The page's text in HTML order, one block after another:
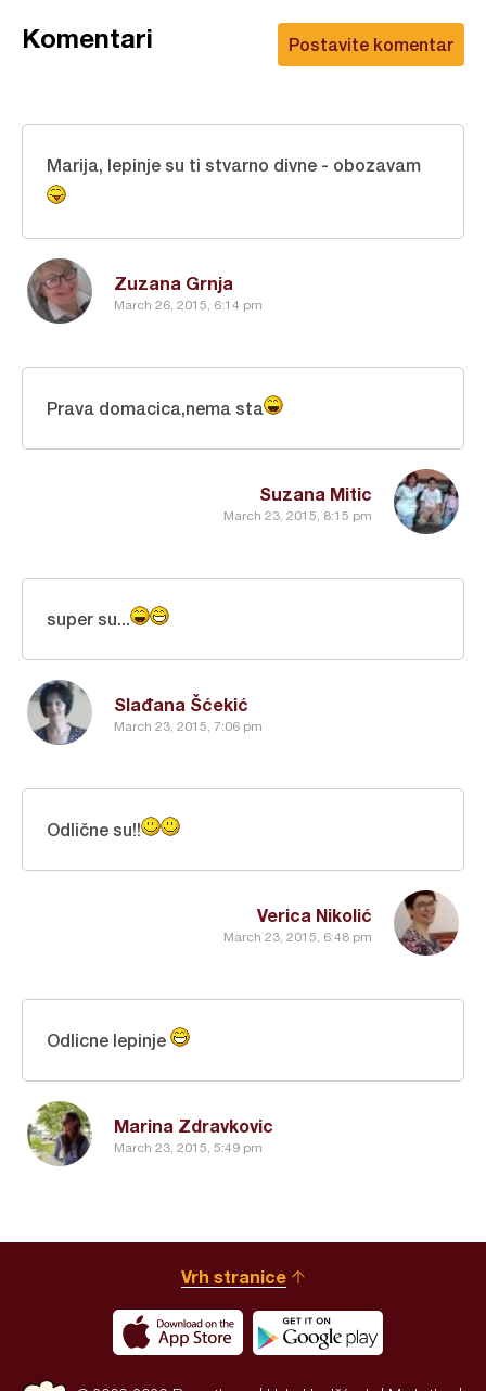
Postavite komentar
Komentari
Zuzana Grnja
March 26, 2015, 6:14 pm
Marija, lepinje su ti stvarno divne - obozavam
Suzana Mitic
March 23, 2015, 8:15 pm
Prava domacica,nema sta
Slađana Šćekić
March 23, 2015, 7:06 pm
super su...
Verica Nikolić
March 23, 2015, 6:48 pm
Odlične su!!
Marina Zdravkovic
March 23, 2015, 5:49 pm
Odlicne lepinje
Vrh stranice